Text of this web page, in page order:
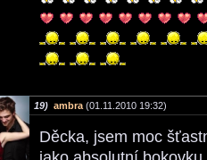
19) ambra (01.11.2010 19:32)
Děcka, jsem moc